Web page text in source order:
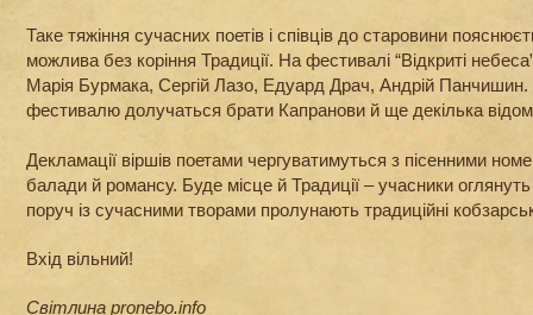
Таке тяжіння сучасних поетів і співців до старовини
можлива без коріння Традиції. На фестивалі “Відкриті
Марія Бурмака, Сергій Лазо, Едуард Драч, Андрій Панчишин.
фестивалю долучаться брати Капранови й ще декілька
Декламації віршів поетами чергуватимуться з пісенними
балади й романсу. Буде місце й Традиції – учасники
поруч із сучасними творами пролунають традиційні
Вхід вільний!
Світлина pronebo.info